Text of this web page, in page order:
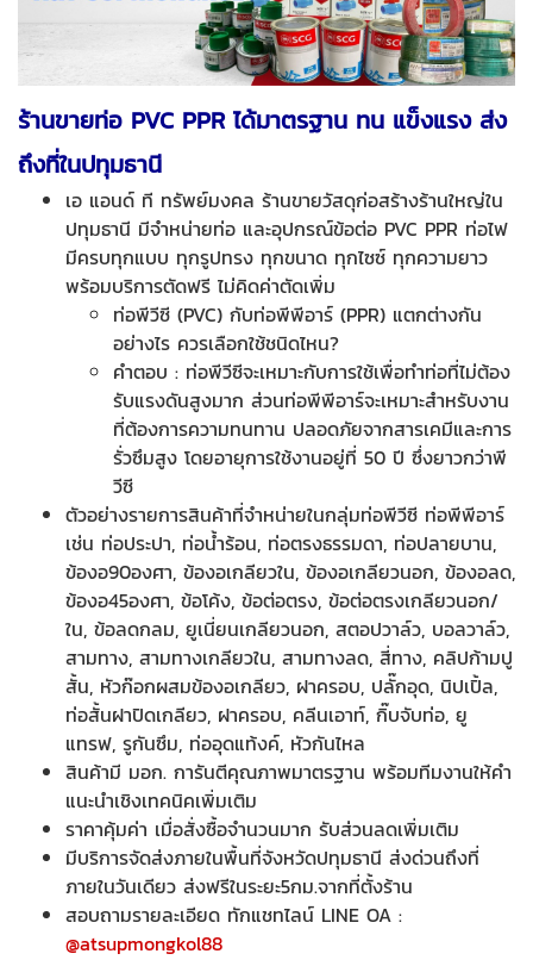
ร้านขายท่อ PVC PPRได้มาตรฐาน ทน แข็งแรง ส่ง
ถึงที่ในปทุมธานี
เอ แอนด์ ที ทรัพย์มงคล ร้านขายวัสดุก่อสร้างร้านใหญ่ใน
ปทุมธานี มีจำหน่ายท่อ และอุปกรณ์ข้อต่อ PVC PPR ท่อไฟ
มีครบทุกแบบ ทุกรูปทรง ทุกขนาด ทุกไซซ์ ทุกความยาว
พร้อมบริการตัดฟรี ไม่คิดค่าตัดเพิ่ม
ท่อพีวีซี (PVC) กับท่อพีพีอาร์ (PPR) แตกต่างกัน
อย่างไร ควรเลือกใช้ชนิดไหน?
คำตอบ : ท่อพีวีซีจะเหมาะกับการใช้เพื่อทำท่อที่ไม่ต้อง
รับแรงดันสูงมาก ส่วนท่อพีพีอาร์จะเหมาะสำหรับงาน
ที่ต้องการความทนทาน ปลอดภัยจากสารเคมีและการ
รั่วซึมสูง โดยอายุการใช้งานอยู่ที่ 50 ปี ซึ่งยาวกว่าพี
วีซี
ตัวอย่างรายการสินค้าที่จำหน่ายในกลุ่มท่อพีวีซี ท่อพีพีอาร์
เช่น ท่อประปา, ท่อน้ำร้อน, ท่อตรงธรรมดา, ท่อปลายบาน,
ข้องอ90องศา, ข้องอเกลียวใน, ข้องอเกลียวนอก, ข้องอลด,
ข้องอ45องศา, ข้อโค้ง, ข้อต่อตรง, ข้อต่อตรงเกลียวนอก/
ใน, ข้อลดกลม, ยูเนี่ยนเกลียวนอก, สตอปวาล์ว, บอลวาล์ว,
สามทาง, สามทางเกลียวใน, สามทางลด, สี่ทาง, คลิปก้ามปู
สั้น, หัวก๊อกผสมข้องอเกลียว, ฝาครอบ, ปลั๊กอุด, นิปเปิ้ล,
ท่อสั้นฝาปิดเกลียว, ฝาครอบ, คลีนเอาท์, กิ๊บจับท่อ, ยู
แทรฟ, รูกันซึม, ท่ออุดแท้งค์, หัวกันไหล
สินค้ามี มอก. การันตีคุณภาพมาตรฐาน พร้อมทีมงานให้คำ
แนะนำเชิงเทคนิคเพิ่มเติม
ราคาคุ้มค่า เมื่อสั่งซื้อจำนวนมาก รับส่วนลดเพิ่มเติม
มีบริการจัดส่งภายในพื้นที่จังหวัดปทุมธานี ส่งด่วนถึงที่
ภายในวันเดียว ส่งฟรีในระยะ5กม.จากที่ตั้งร้าน
สอบถามรายละเอียด ทักแชทไลน์ LINE OA :
@atsupmongkol88